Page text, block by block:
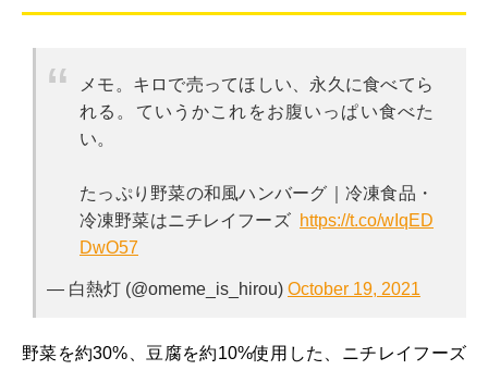
メモ。キロで売ってほしい、永久に食べてら
れる。ていうかこれをお腹いっぱい食べた
い。
たっぷり野菜の和風ハンバーグ｜冷凍食品・
冷凍野菜はニチレイフーズ https://t.co/wIqED
DwO57
— 白熱灯 (@omeme_is_hirou) October 19, 2021
野菜を約30%、豆腐を約10%使用した、ニチレイフーズ